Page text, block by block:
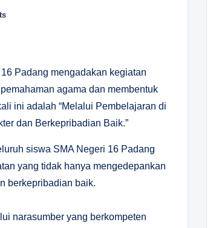
Padang mengadakan kegiatan
agama dan membentuk
ini adalah “Melalui Pembelajaran di
dan Berkepribadian Baik.”
siswa SMA Negeri 16 Padang
yang tidak hanya mengedepankan
berkepribadian baik.
narasumber yang berkompeten